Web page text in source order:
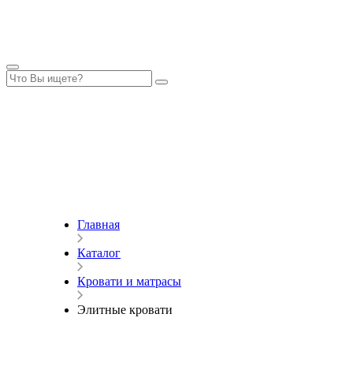
Главная
Каталог
Кровати и матрасы
Элитные кровати